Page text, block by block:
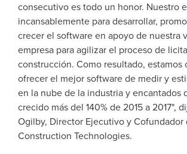
consecutivo es todo un honor. Nuestro
incansablemente para desarrollar,
crecer el software en apoyo de nuestra
empresa para agilizar el proceso de
construcción. Como resultado, estamos
ofrecer el mejor software de medir y
en la nube de la industria y encantados
crecido más del 140% de 2015 a 2017",
Ogilby, Director Ejecutivo y Cofundador
Construction Technologies.